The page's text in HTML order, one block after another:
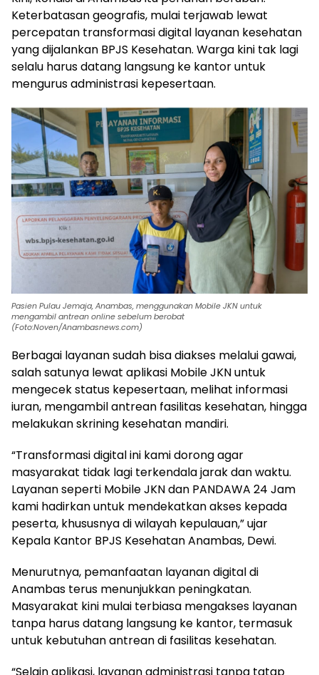
Keterbatasan geografis, mulai terjawab lewat
percepatan transformasi digital layanan kesehatan
yang dijalankan BPJS Kesehatan. Warga kini tak lagi
selalu harus datang langsung ke kantor untuk
mengurus administrasi kepesertaan.
Pasien Pulau Jemaja, Anambas, menggunakan Mobile JKN untuk
mengambil antrean online sebelum berobat
(Foto:Noven/Anambasnews.com)
Berbagai layanan sudah bisa diakses melalui gawai,
salah satunya lewat aplikasi Mobile JKN untuk
mengecek status kepesertaan, melihat informasi
iuran, mengambil antrean fasilitas kesehatan, hingga
melakukan skrining kesehatan mandiri.
“Transformasi digital ini kami dorong agar
masyarakat tidak lagi terkendala jarak dan waktu.
Layanan seperti Mobile JKN dan PANDAWA 24 Jam
kami hadirkan untuk mendekatkan akses kepada
peserta, khususnya di wilayah kepulauan,” ujar
Kepala Kantor BPJS Kesehatan Anambas, Dewi.
Menurutnya, pemanfaatan layanan digital di
Anambas terus menunjukkan peningkatan.
Masyarakat kini mulai terbiasa mengakses layanan
tanpa harus datang langsung ke kantor, termasuk
untuk kebutuhan antrean di fasilitas kesehatan.
“Selain aplikasi, layanan administrasi tanpa tatap